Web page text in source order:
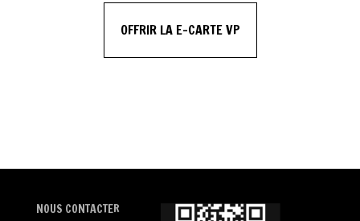
OFFRIR LA E-CARTE VP
NOUS CONTACTER